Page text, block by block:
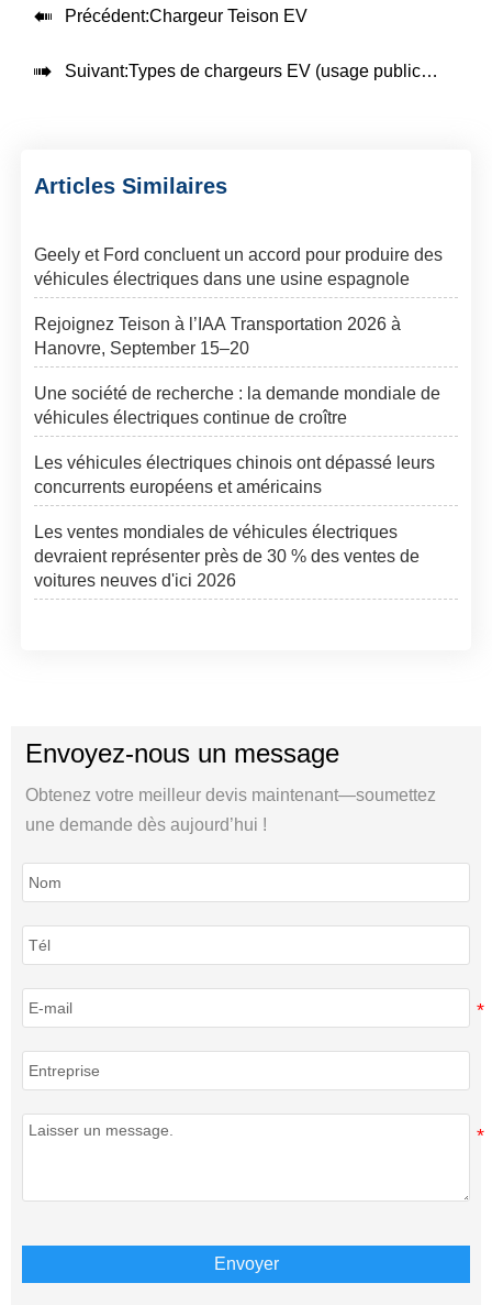
 Précédent:Chargeur Teison EV
 Suivant:Types de chargeurs EV (usage public et usage personnel)
Articles Similaires
Geely et Ford concluent un accord pour produire des
véhicules électriques dans une usine espagnole
Rejoignez Teison à l’IAA Transportation 2026 à
Hanovre, September 15–20
Une société de recherche : la demande mondiale de
véhicules électriques continue de croître
Les véhicules électriques chinois ont dépassé leurs
concurrents européens et américains
Les ventes mondiales de véhicules électriques
devraient représenter près de 30 % des ventes de
voitures neuves d'ici 2026
Envoyez-nous un message
Obtenez votre meilleur devis maintenant—soumettez
une demande dès aujourd’hui !
Envoyer